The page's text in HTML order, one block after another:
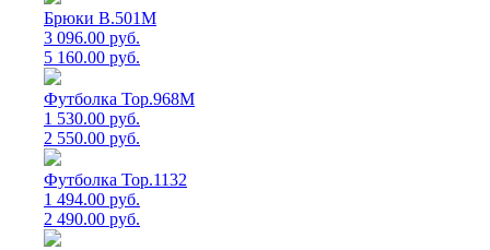
Брюки B.501M
3 096.00 руб.
5 160.00 руб.
Футболка Top.968M
1 530.00 руб.
2 550.00 руб.
Футболка Top.1132
1 494.00 руб.
2 490.00 руб.